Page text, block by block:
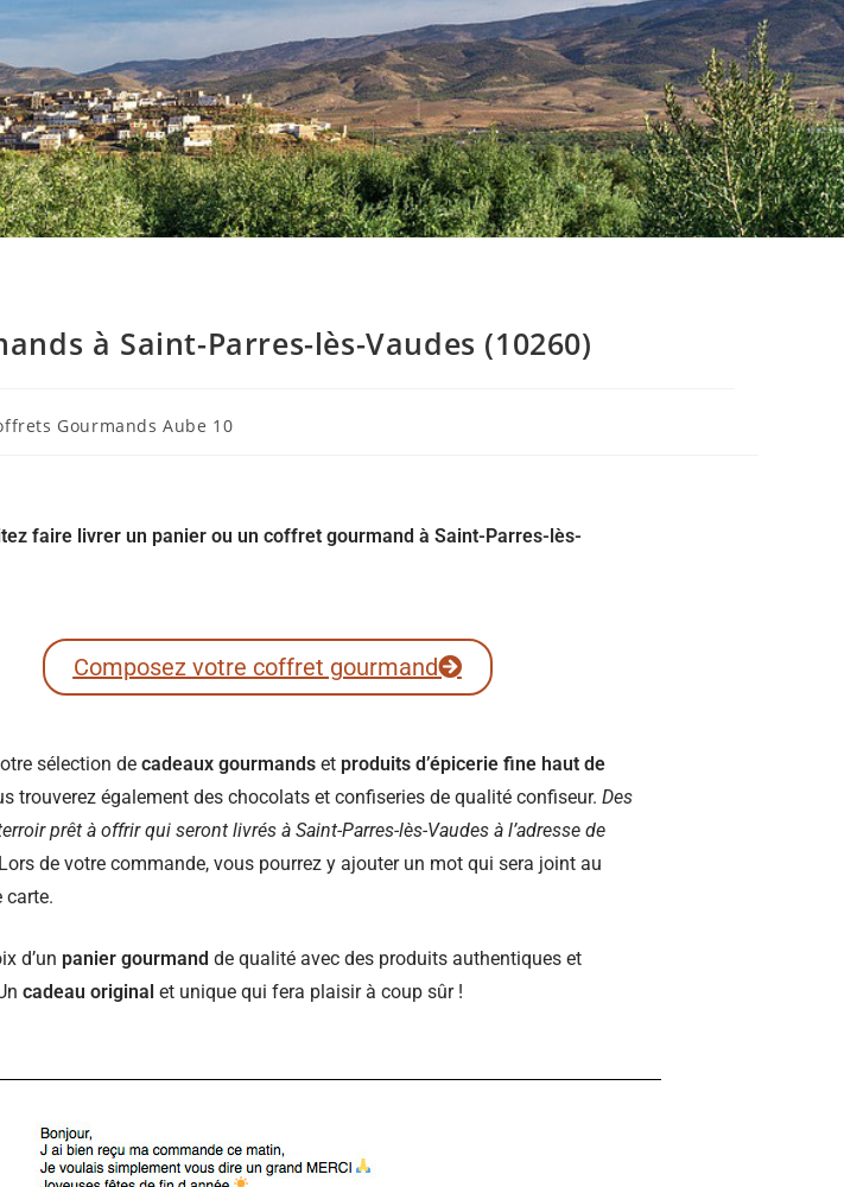
à Saint-Parres-lès-Vaudes (10260)
Gourmands Aube 10
faire livrer un panier ou un coffret gourmand à Saint-Parres-lès-
Composez votre coffret gourmand
sélection de cadeaux gourmands et produits d’épicerie fine haut de
trouverez également des chocolats et confiseries de qualité confiseur. Des
prêt à offrir qui seront livrés à Saint-Parres-lès-Vaudes à l’adresse de
Lors de votre commande, vous pourrez y ajouter un mot qui sera joint au
carte.
d’un panier gourmand de qualité avec des produits authentiques et
cadeau original et unique qui fera plaisir à coup sûr !